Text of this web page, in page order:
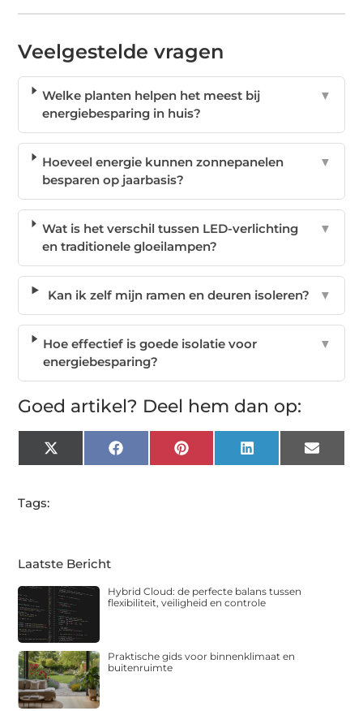
Veelgestelde vragen
Welke planten helpen het meest bij
energiebesparing in huis?
▼
Hoeveel energie kunnen zonnepanelen
besparen op jaarbasis?
▼
Wat is het verschil tussen LED-verlichting
en traditionele gloeilampen?
▼
Kan ik zelf mijn ramen en deuren isoleren? ▼
Hoe effectief is goede isolatie voor
energiebesparing?
▼
Goed artikel? Deel hem dan op:
X
(Twitter)
FacebookPinterest LinkedIn Email
Tags:
Laatste Bericht
Hybrid Cloud: de perfecte balans tussen
flexibiliteit, veiligheid en controle
Praktische gids voor binnenklimaat en
buitenruimte